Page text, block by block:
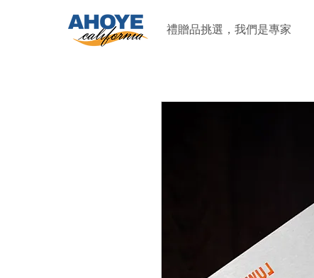
禮贈品挑選，我們是專家